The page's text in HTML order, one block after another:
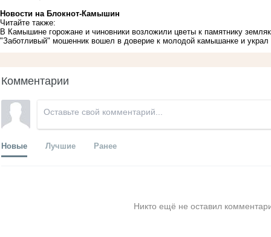
Новости на Блoкнoт-Камышин
Читайте также:
В Камышине горожане и чиновники возложили цветы к памятнику
"Заботливый" мошенник вошел в доверие к молодой камышанке и украл
Комментарии
Новые Лучшие Ранее
Никто ещё не оставил